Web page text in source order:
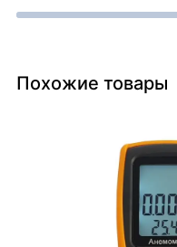
Похожие товары